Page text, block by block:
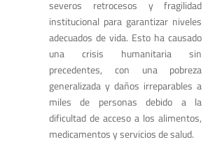
severos retrocesos y fragilidad
institucional para garantizar niveles
adecuados de vida. Esto ha causado
una crisis humanitaria sin
precedentes, con una pobreza
generalizada y daños irreparables a
miles de personas debido a la
dificultad de acceso a los alimentos,
medicamentos y servicios de salud.